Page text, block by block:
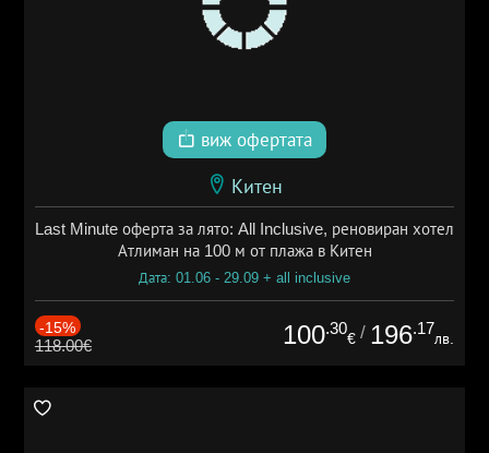
виж офертата
Китен
Last Minute оферта за лято: All Inclusive, реновиран хотел
Атлиман на 100 м от плажа в Китен
Дата: 01.06 - 29.09 + all inclusive
-15%
118.00€ 100.30
€ / 196.17
лв.